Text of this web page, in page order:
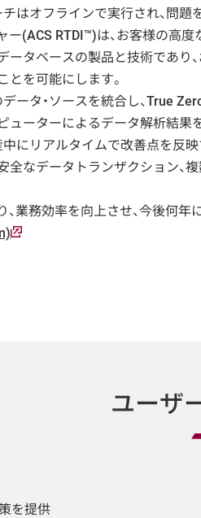
チはオフラインで実行され、問
ー(ACS RTDI™)は、お客様の高
タベースの製品と技術であり
を可能にします。
ータ・ソースを統合し、True
ーターによるデータ解析結果
にリアルタイムで改善点を反
全なデータトランザクション
業務効率を向上させ、今後何
ユーザ
を提供